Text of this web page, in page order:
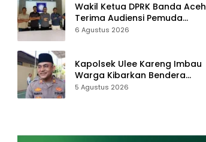
Wakil Ketua DPRK Banda Aceh
Terima Audiensi Pemuda
Gampong Ilie
6 Agustus 2026
Kapolsek Ulee Kareng Imbau
Warga Kibarkan Bendera
Merah Putih Selama Bulan
5 Agustus 2026